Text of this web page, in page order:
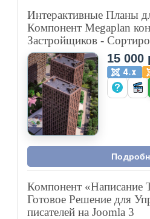
Интерактивные Планы
Компонент Megaplan
Застройщиков -
15 000
Компонент «Написание
Готовое Решение для
писателей на Joomla 3